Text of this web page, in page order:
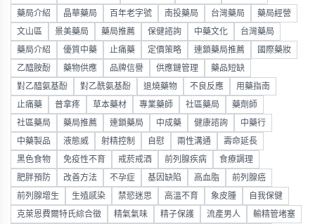
藥局介紹 晶華藥局 百年老字號 南投藥局 台灣藥局 藥局經營
文山區 景美藥局 藥局推薦 保健諮詢 中藥文化 台灣藥局
藥局介紹 優質中藥 止痛藥 定價策略 連鎖藥局推薦 國際藥妝
乙醯胺酚 藥物供應 品牌信譽 供應鏈管理 藥品短缺
對乙醯氨基酚 對乙酰氨基酚 退燒藥物 不良反應 用藥指南
止痛藥 普拿疼 草本藥材 專業藥師 社區藥局 藥劑師
社區藥局 藥局推薦 連鎖藥局 中成藥 健康諮詢 中藥行
中藥製品 液態威 射精控制 自慰 兩性溝通 壽命延長
黑色食物 免疫性不育 戒菸戒酒 前列腺疾病 食療調理
肥胖預防 改善方法 不孕症 基因缺陷 高血脂 前列腺癌
前列腺增生 生殖感染 禁慾迷思 高溫不育 象皮腫 自我保健
克萊恩費爾特氏綜合徵 精氣氣味 精子保護 流產男人 輸精管堵塞